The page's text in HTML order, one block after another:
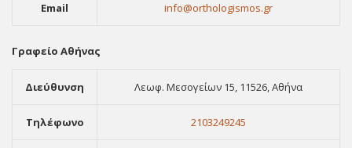
Email info@orthologismos.gr
Γραφείο Αθήνας
Διεύθυνση Λεωφ. Μεσογείων 15, 11526, Αθήνα
Τηλέφωνο 2103249245